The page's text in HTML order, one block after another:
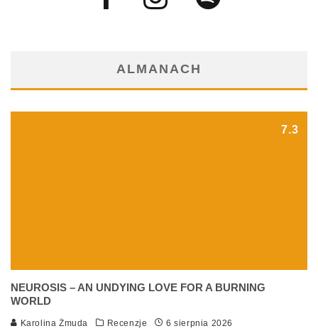
ALMANACH
7.3
NEUROSIS – AN UNDYING LOVE FOR A BURNING
WORLD
Karolina Żmuda Recenzje 6 sierpnia 2026